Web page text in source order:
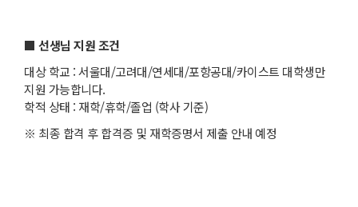
■ 선생님 지원 조건
대상 학교 : 서울대/고려대/연세대/포항공대/카이스트 대학생만
지원 가능합니다.
학적 상태 : 재학/휴학/졸업 (학사 기준)
※ 최종 합격 후 합격증 및 재학증명서 제출 안내 예정